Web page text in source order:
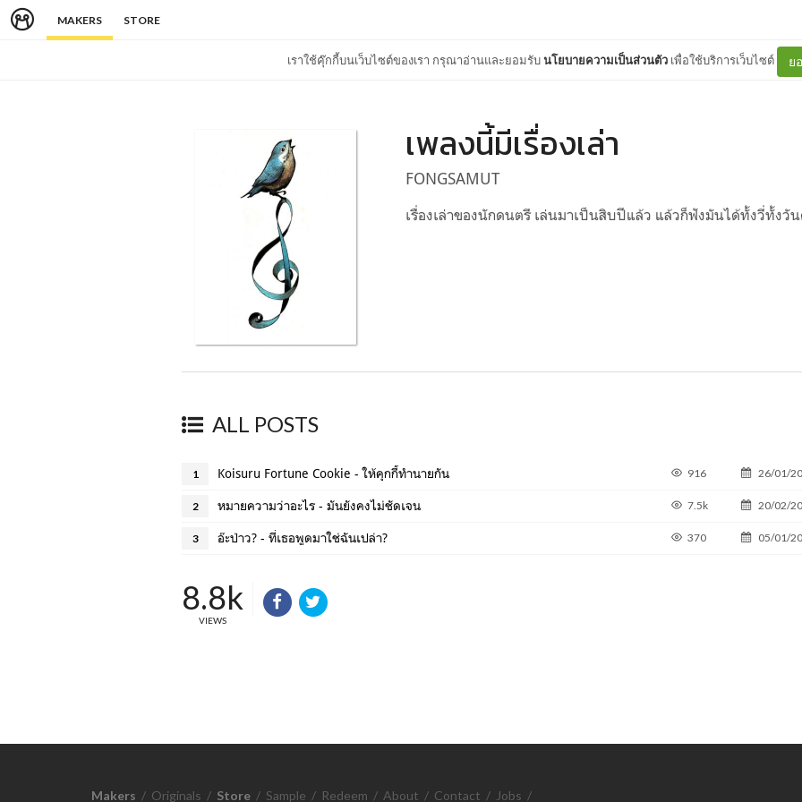
MAKERS STORE
เราใช้คุ๊กกี้บนเว็บไซต์ของเรา กรุณาอ่านและยอมรับนโยบายความเป็นส่วนตัว เพื่อใช้บริการเว็บไซต์ ย
เพลงนี้มีเรื่องเล่า
FONGSAMUT
เรื่องเล่าของนักดนตรี เล่นมาเป็นสิบปีแล้ว แล้วก็ฟังมันได้ทั้งวี่ทั้งวั
ALL POSTS
1 Koisuru Fortune Cookie - ให้คุกกี้ทำนายกัน 916 26/01/
2 หมายความว่าอะไร - มันยังคงไม่ชัดเจน 7.5k 20/02/
3 อ๊ะป่าว? - ที่เธอพูดมาใช่ฉันเปล่า? 370 05/01/
8.8k
VIEWS
Makers / Originals / Store / Sample / Redeem / About / Contact / Jobs /